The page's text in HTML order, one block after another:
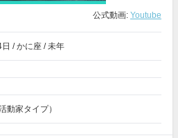
公式動画: Youtube
/ かに座 / 未年
動家タイプ）